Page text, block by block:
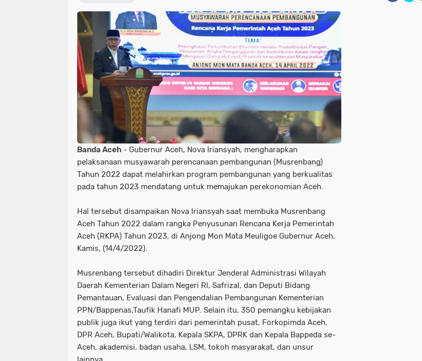
Banda Aceh - Gubernur Aceh, Nova Iriansyah, mengharapkan
pelaksanaan musyawarah perencanaan pembangunan (Musrenbang)
Tahun 2022 dapat melahirkan program pembangunan yang berkualitas
pada tahun 2023 mendatang untuk memajukan perekonomian Aceh.
Hal tersebut disampaikan Nova Iriansyah saat membuka Musrenbang
Aceh Tahun 2022 dalam rangka Penyusunan Rencana Kerja Pemerintah
Aceh (RKPA) Tahun 2023, di Anjong Mon Mata Meuligoe Gubernur Aceh,
Kamis, (14/4/2022).
Musrenbang tersebut dihadiri Direktur Jenderal Administrasi Wilayah
Daerah Kementerian Dalam Negeri RI, Safrizal, dan Deputi Bidang
Pemantauan, Evaluasi dan Pengendalian Pembangunan Kementerian
PPN/Bappenas,Taufik Hanafi MUP. Selain itu, 350 pemangku kebijakan
publik juga ikut yang terdiri dari pemerintah pusat, Forkopimda Aceh,
DPR Aceh, Bupati/Walikota, Kepala SKPA, DPRK dan Kepala Bappeda se-
Aceh, akademisi, badan usaha, LSM, tokoh masyarakat, dan unsur